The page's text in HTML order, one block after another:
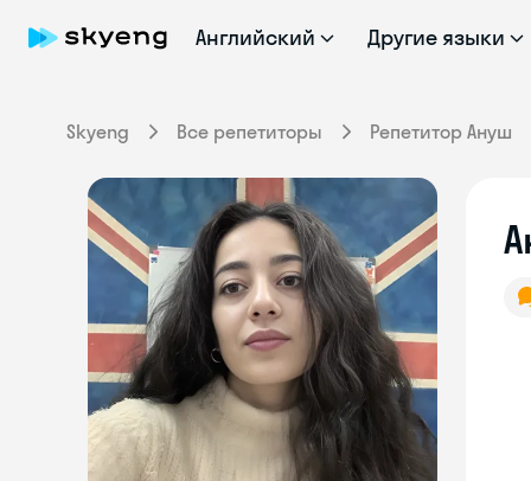
Английский Другие языки
Skyeng Все репетиторы Репетитор Ануш